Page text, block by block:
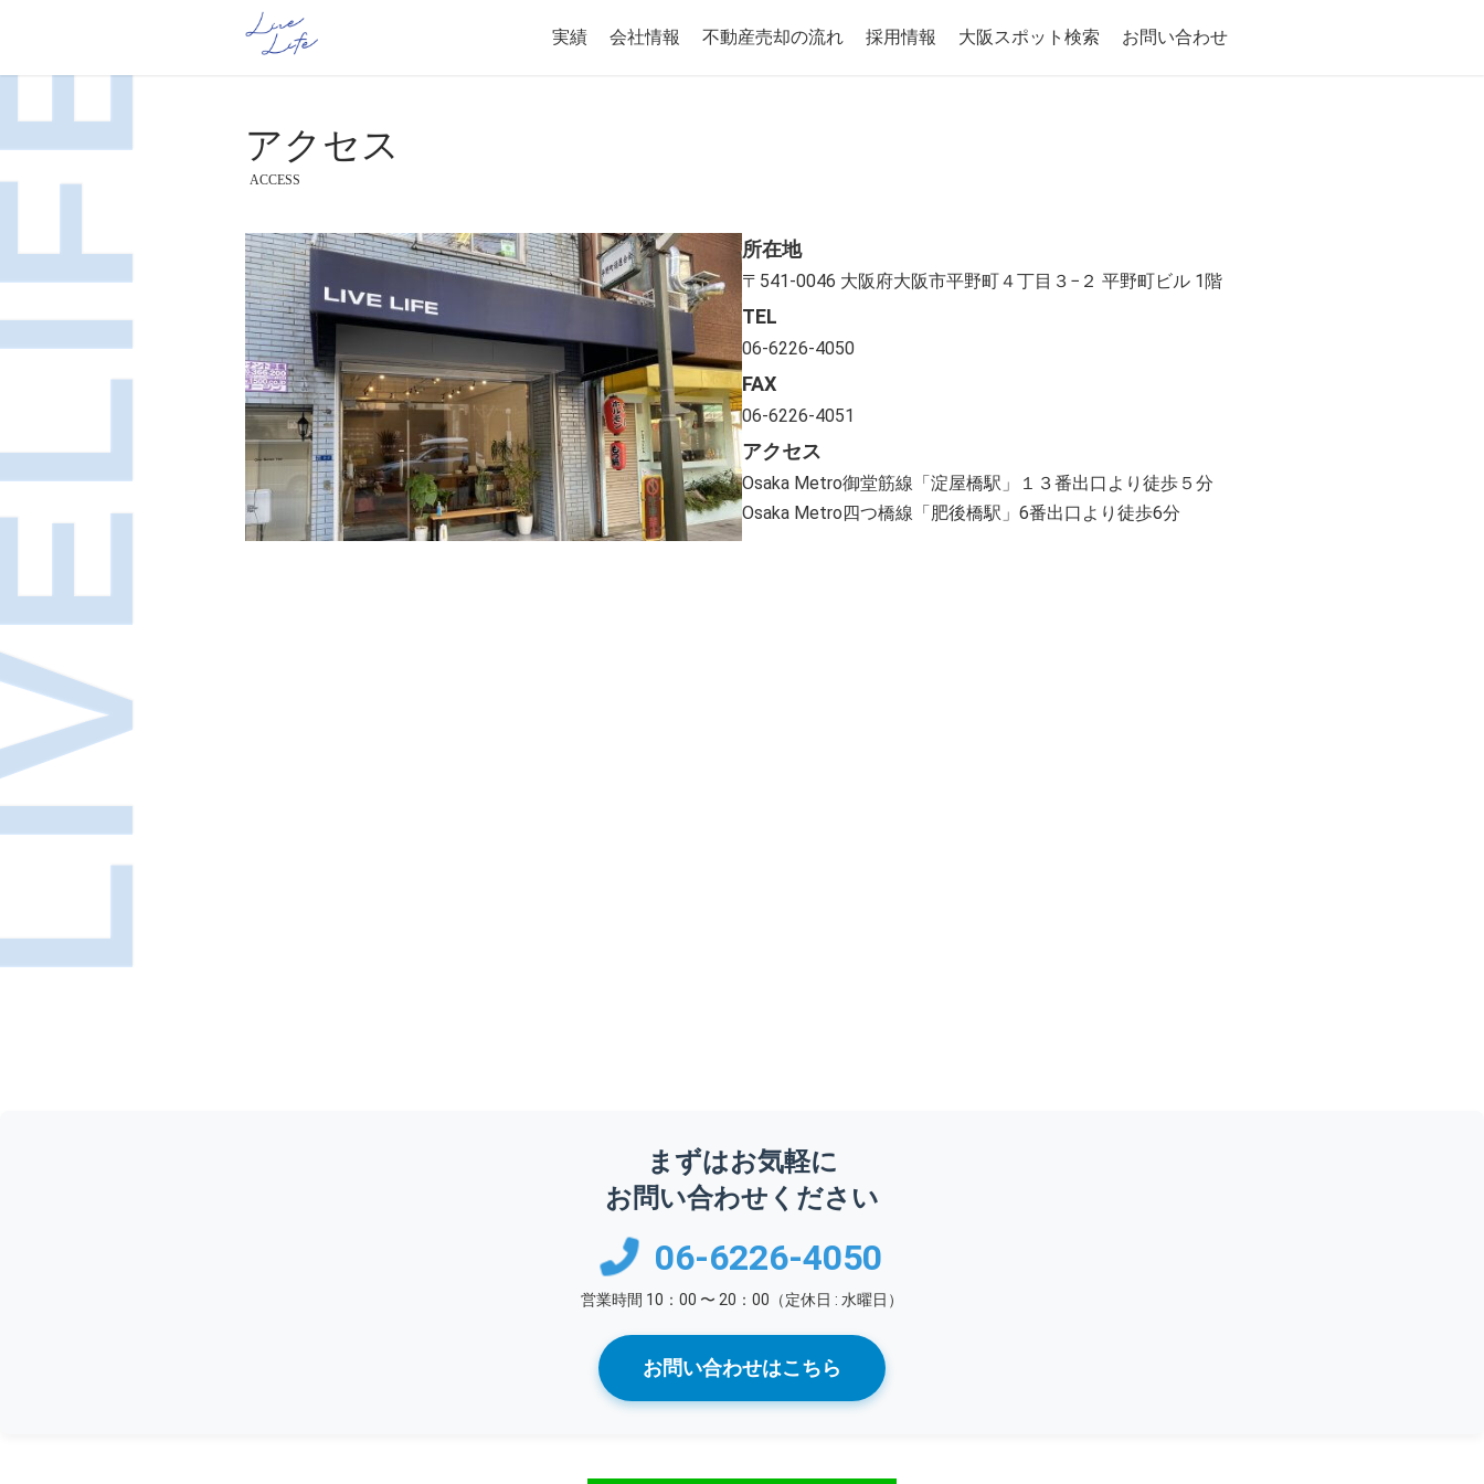
実績 会社情報 不動産売却の流れ 採用情報 大阪スポット検索 お問い合わせ
アクセス
ACCESS
所在地
〒541-0046 大阪府大阪市平野町４丁目３−２ 平野町ビル 1階
TEL
06-6226-4050
FAX
06-6226-4051
アクセス
Osaka Metro御堂筋線「淀屋橋駅」１３番出口より徒歩５分
Osaka Metro四つ橋線「肥後橋駅」6番出口より徒歩6分
まずはお気軽に
お問い合わせください
06-6226-4050
営業時間 10：00 〜 20：00（定休日 : 水曜日）
お問い合わせはこちら